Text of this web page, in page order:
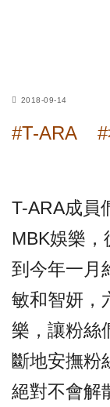
2018-09-14
#T-ARA
T-ARA成員
MBK娛樂，
到今年一月
敏和智妍，
樂，讓粉絲
斷地安撫粉
絕對不會解